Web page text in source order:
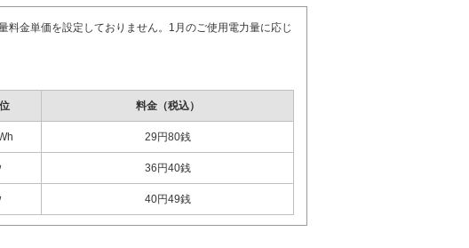
金単価を設定しておりません。1月のご使用電力量に応じ
料金（税込）
29円80銭
36円40銭
40円49銭